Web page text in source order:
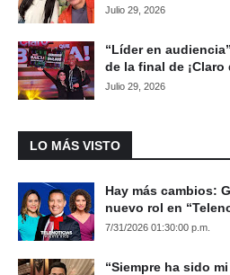
Julio 29, 2026
“Líder en
de la final de ¡Claro
Julio 29, 2026
LO MÁS VISTO
Hay más cambios:
nuevo rol en
7/31/2026 01:30:00 p.m.
“Siempre ha sido